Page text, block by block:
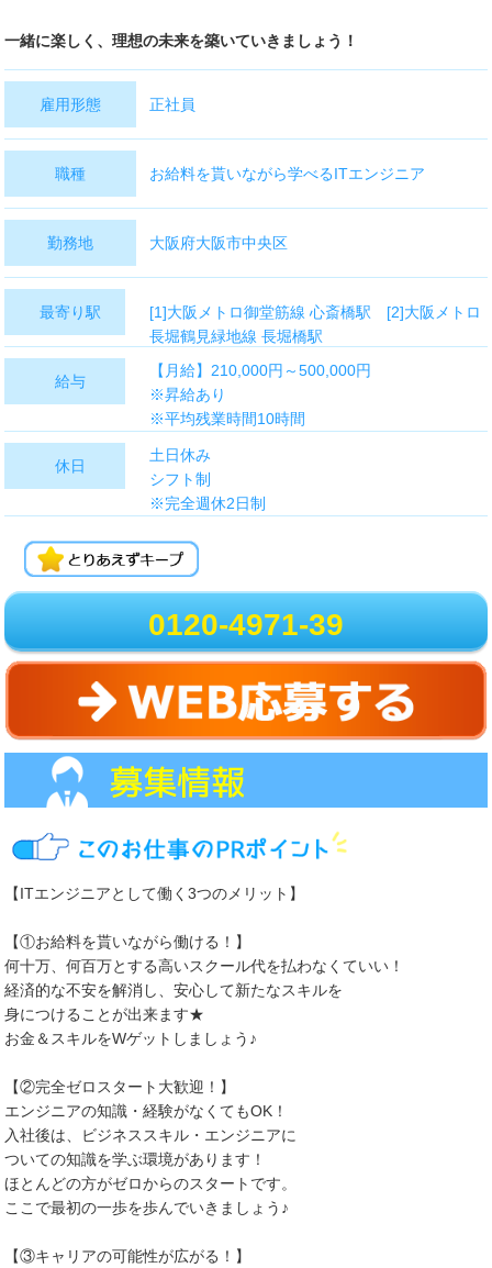
一緒に楽しく、理想の未来を築いていきましょう！
雇用形態 正社員
職種 お給料を貰いながら学べるITエンジニア
勤務地 大阪府大阪市中央区
最寄り駅
[1]大阪メトロ御堂筋線 心斎橋駅 [2]大阪メトロ
長堀鶴見緑地線 長堀橋駅
給与
【月給】210,000円～500,000円
※昇給あり
※平均残業時間10時間
※交通費全額支給
【こんな方にオススメ★】
・手に職を付けたい
・ITに興味がある
・新しいことに挑戦したい
・独学でITについて学んでいた
・将来フリーランスとして働きたい
・安定のキャリを築いていきたい
休日
土日休み
シフト制
※完全週休2日制
※夏季・GW・年末年始休暇
※有給休暇
※産休育休休暇
0120-4971-39
【ITエンジニアとして働く3つのメリット】
【①お給料を貰いながら働ける！】
何十万、何百万とする高いスクール代を払わなくていい！
経済的な不安を解消し、安心して新たなスキルを
身につけることが出来ます★
お金＆スキルをWゲットしましょう♪
【②完全ゼロスタート大歓迎！】
エンジニアの知識・経験がなくてもOK！
入社後は、ビジネススキル・エンジニアに
ついての知識を学ぶ環境があります！
ほとんどの方がゼロからのスタートです。
ここで最初の一歩を歩んでいきましょう♪
【③キャリアの可能性が広がる！】